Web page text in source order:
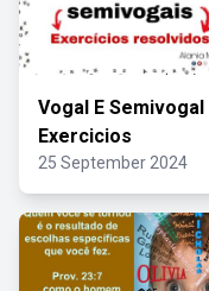
Vogal E Semivogal
Exercicios
25 September 2024